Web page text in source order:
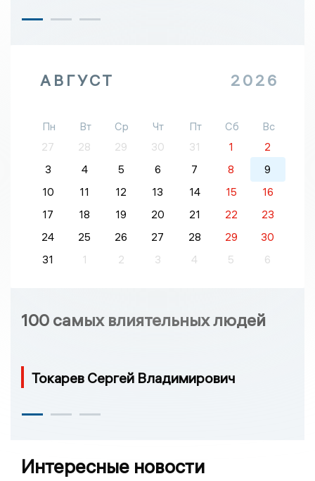
АВГУСТ 2026
Пн Вт Ср Чт Пт Сб
Вс
27
28 29 30 31 1
2
3
4 5 6 7 8
9
10
11 12 13 14 15
16
17
18 19 20 21 22
23
24
25 26 27 28 29
30
31
1 2 3 4 5 6
100 самых влиятельных людей
Токарев Сергей Владимирович
Интересные новости